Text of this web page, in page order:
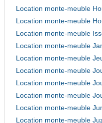
Location monte-meuble
Location monte-meuble
Location monte-meuble
Location monte-meuble
Location monte-meuble
Location monte-meuble
Location monte-meuble
Location monte-meuble
Location monte-meuble
Location monte-meuble